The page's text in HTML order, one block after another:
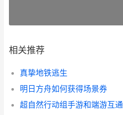
相关推荐
真挚地铁逃生
明日方舟如何获得场景券
超自然行动组手游和端游互